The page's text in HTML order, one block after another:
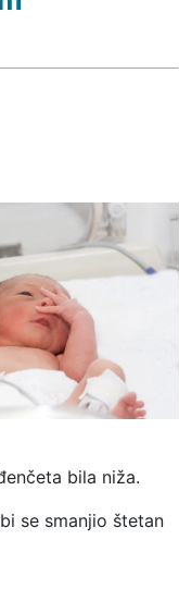
bila niža.
se smanjio štetan